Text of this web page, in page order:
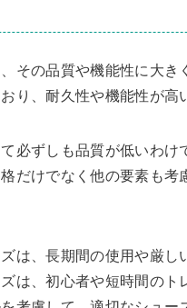
その品質や機能性に大き
り、耐久性や機能性が高
必ずしも品質が低いわけ
だけでなく他の要素も考
は、長期間の使用や厳し
は、初心者や短時間のト